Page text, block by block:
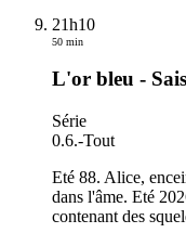
21h10
50 min
L'or bleu -
Série
0.6.-Tout
Eté 88. Alice,
dans l'âme. Eté
contenant des